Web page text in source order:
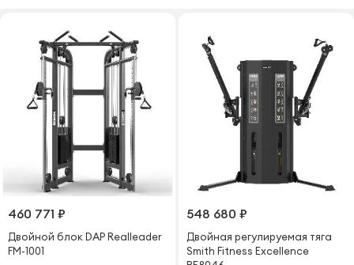
460 771 ₽
Двойной блок DAP Realleader
FM-1001
548 680 ₽
Двойная регулируемая тяга
Smith Fitness Excellence